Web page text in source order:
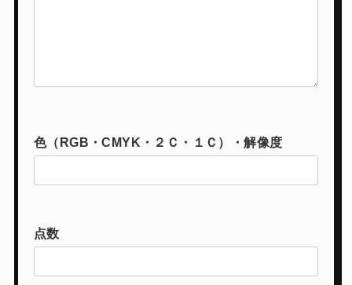
色（RGB・CMYK・２Ｃ・１Ｃ）・解像度
点数